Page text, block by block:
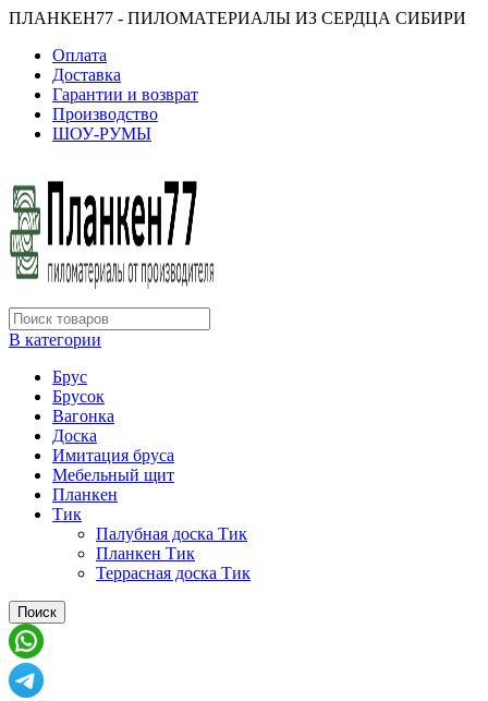
ПЛАНКЕН77 - ПИЛОМАТЕРИАЛЫ ИЗ СЕРДЦА СИБИРИ
Оплата
Доставка
Гарантии и возврат
Производство
ШОУ-РУМЫ
В категории
Брус
Брусок
Вагонка
Доска
Имитация бруса
Мебельный щит
Планкен
Тик
Палубная доска Тик
Планкен Тик
Террасная доска Тик
Поиск